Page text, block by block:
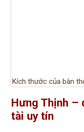
Kích thước của bàn
Hưng Thịnh –
tài uy tín